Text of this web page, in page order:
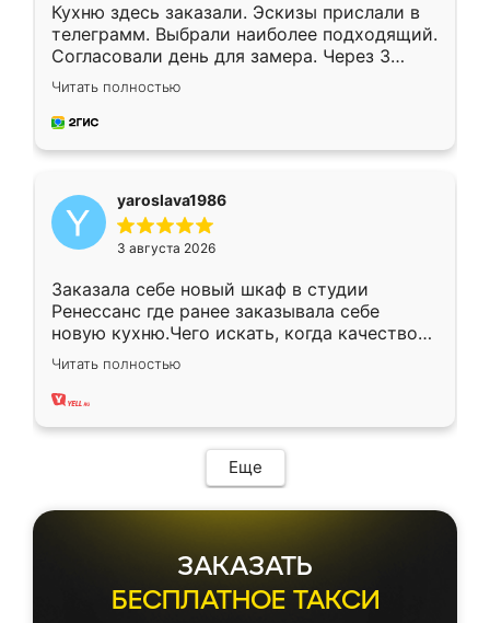
Кухню здесь заказали. Эскизы прислали в
телеграмм. Выбрали наиболее подходящий.
Согласовали день для замера. Через 3
недели кухня была уже готова. Остались
довольны работой. Спасибо Ренессанс
мебель за качественную работу!
Читать полностью
yaroslava1986
3 августа 2026
Заказала себе новый шкаф в студии
Ренессанс где ранее заказывала себе
новую кухню.Чего искать, когда качеством
вполне довольна. Служит кухня уже почти
два года, нареканий нет.
Читать полностью
Еще
ЗАКАЗАТЬ
БЕСПЛАТНОЕ ТАКСИ